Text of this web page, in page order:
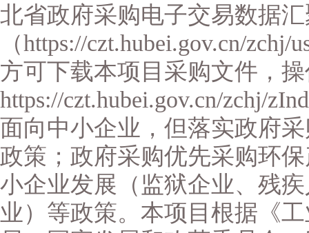
北省政府采购电子交易数据
（https://czt.hubei.gov.cn/
方可下载本项目采购文件，
https://czt.hubei.gov.cn/zchj/
面向中小企业，但落实政府
政策；政府采购优先采购环
小企业发展（监狱企业、残
业）等政策。本项目根据《